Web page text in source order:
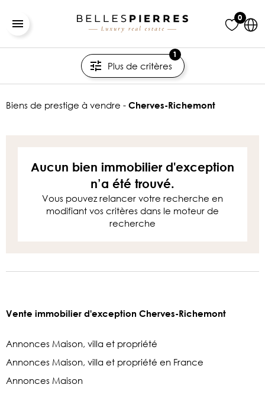
0
Plus de critères
1
biens de prestige à vendre - Cherves-Richemont
Aucun bien immobilier d'exception
n’a été trouvé.
Vous pouvez relancer votre recherche en
modifiant vos critères dans le moteur de
recherche
Vente immobilier d'exception Cherves-Richemont
Annonces Maison, villa et propriété
Annonces Maison, villa et propriété en France
Annonces Maison